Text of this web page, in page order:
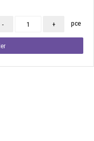
- + pce